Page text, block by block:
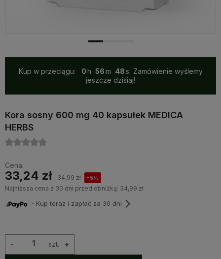
Kup w przeciągu: 0 56 48
Zamówienie wyślemy
jeszcze dzisiaj!
Kora sosny 600 mg 40 kapsułek MEDICA
HERBS
Cena:
33,24 zł 34,99 zł -5%
Najniższa cena z 30 dni przed obniżką: 34,99 zł
・Kup teraz i zapłać za 30 dni
szt. +
-